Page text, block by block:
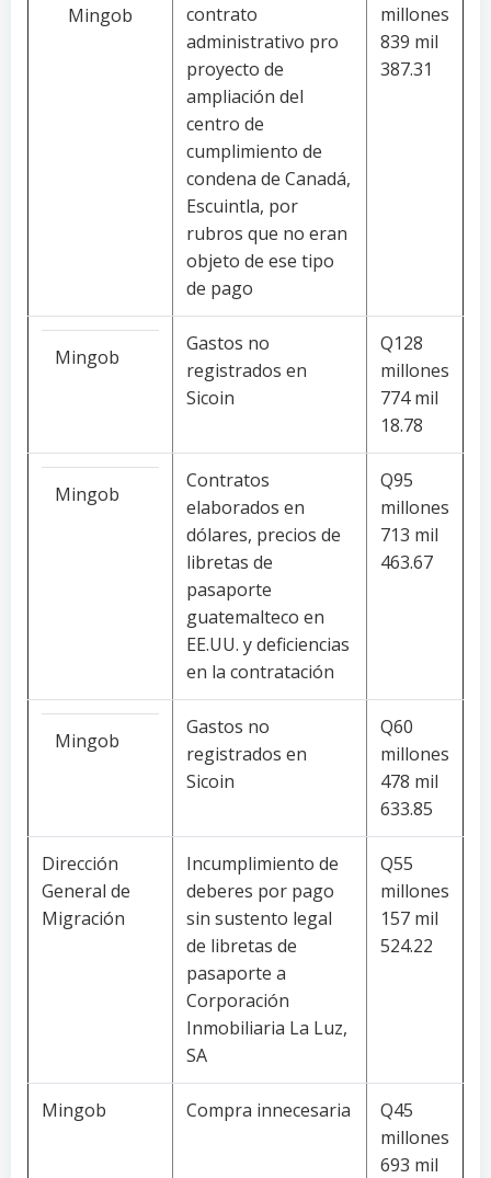
Mingob
contrato
administrativo pro
proyecto de
ampliación del
centro de
cumplimiento de
condena de Canadá,
Escuintla, por
rubros que no eran
objeto de ese tipo
de pago
millones
839 mil
387.31
Mingob
Gastos no
registrados en
Sicoin
Q128
millones
774 mil
18.78
Mingob
Contratos
elaborados en
dólares, precios de
libretas de
pasaporte
guatemalteco en
EE.UU. y deficiencias
en la contratación
Q95
millones
713 mil
463.67
Mingob
Gastos no
registrados en
Sicoin
Q60
millones
478 mil
633.85
Dirección
General de
Migración
Incumplimiento de
deberes por pago
sin sustento legal
de libretas de
pasaporte a
Corporación
Inmobiliaria La Luz,
SA
Q55
millones
157 mil
524.22
Mingob Compra innecesaria
Q45
millones
693 mil